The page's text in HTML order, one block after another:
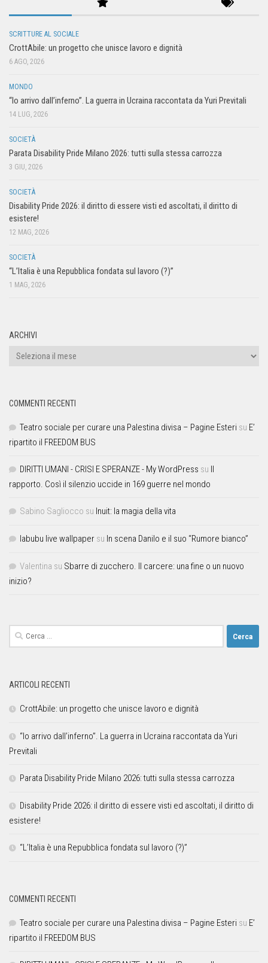
SCRITTURE AL SOCIALE
CrottAbile: un progetto che unisce lavoro e dignità
6 AGO, 2026
MONDO
“Io arrivo dall’inferno”. La guerra in Ucraina raccontata da Yuri Previtali
14 LUG, 2026
SOCIETÀ
Parata Disability Pride Milano 2026: tutti sulla stessa carrozza
3 GIU, 2026
SOCIETÀ
Disability Pride 2026: il diritto di essere visti ed ascoltati, il diritto di
esistere!
12 MAG, 2026
SOCIETÀ
“L’Italia è una Repubblica fondata sul lavoro (?)”
1 MAG, 2026
ARCHIVI
COMMENTI RECENTI
Teatro sociale per curare una Palestina divisa – Pagine Esteri su E’
ripartito il FREEDOM BUS
DIRITTI UMANI - CRISI E SPERANZE - My WordPress su Il
rapporto. Così il silenzio uccide in 169 guerre nel mondo
Sabino Sagliocco su Inuit: la magia della vita
labubu live wallpaper su In scena Danilo e il suo “Rumore bianco”
Valentina su Sbarre di zucchero. Il carcere: una fine o un nuovo
inizio?
ARTICOLI RECENTI
CrottAbile: un progetto che unisce lavoro e dignità
“Io arrivo dall’inferno”. La guerra in Ucraina raccontata da Yuri
Previtali
Parata Disability Pride Milano 2026: tutti sulla stessa carrozza
Disability Pride 2026: il diritto di essere visti ed ascoltati, il diritto di
esistere!
“L’Italia è una Repubblica fondata sul lavoro (?)”
COMMENTI RECENTI
Teatro sociale per curare una Palestina divisa – Pagine Esteri su E’
ripartito il FREEDOM BUS